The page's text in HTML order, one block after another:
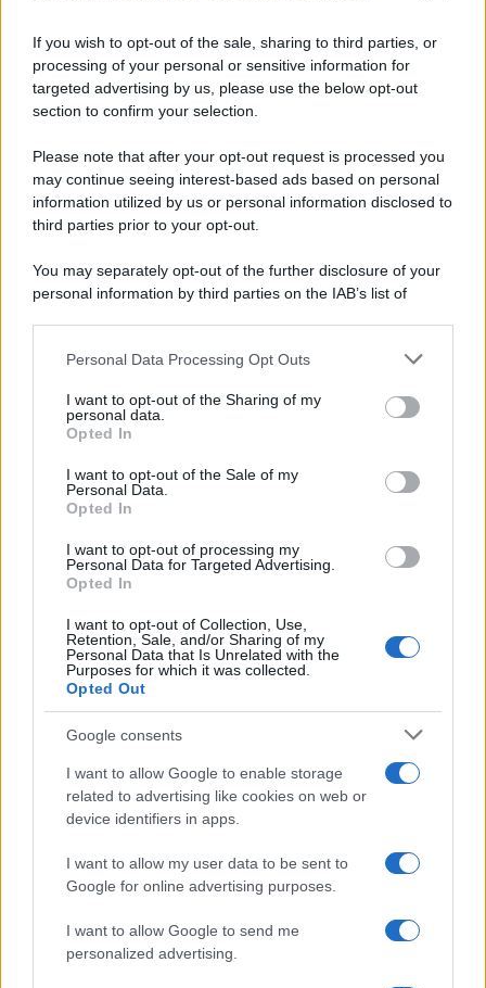
If you wish to opt-out of the sale, sharing to third parties, or
processing of your personal or sensitive information for
targeted advertising by us, please use the below opt-out
section to confirm your selection.
Please note that after your opt-out request is processed you
may continue seeing interest-based ads based on personal
information utilized by us or personal information disclosed to
third parties prior to your opt-out.
You may separately opt-out of the further disclosure of your
personal information by third parties on the IAB’s list of
This information may also be disclosed by us to third parties
disclose it to other third parties.
Please note that this website/app uses one or more Google
services and may gather and store information including but
not limited to your visit or usage behaviour. You may click to
grant or deny consent to Google and its third-party tags to
consent section.
Personal Data Processing Opt Outs
I want to opt-out of the Sharing of my
personal data.
Opted In
I want to opt-out of the Sale of my
Personal Data.
Opted In
I want to opt-out of processing my
Personal Data for Targeted Advertising.
Opted In
I want to opt-out of Collection, Use,
Retention, Sale, and/or Sharing of my
Personal Data that Is Unrelated with the
Purposes for which it was collected.
Opted Out
Google consents
I want to allow Google to enable storage
related to advertising like cookies on web or
device identifiers in apps.
I want to allow my user data to be sent to
Google for online advertising purposes.
I want to allow Google to send me
personalized advertising.